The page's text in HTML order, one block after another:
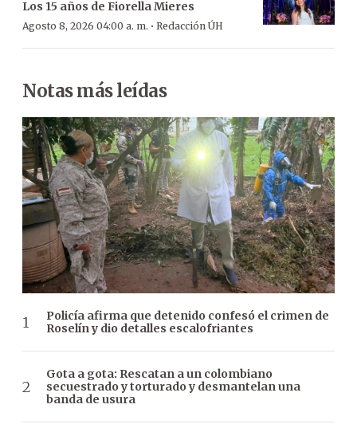
Los 15 años de Fiorella Mieres
Agosto 8, 2026 04:00 a. m. · Redacción ÚH
Notas más leídas
Policía afirma que detenido confesó el crimen de
Roselín y dio detalles escalofriantes
Gota a gota: Rescatan a un colombiano
secuestrado y torturado y desmantelan una
banda de usura